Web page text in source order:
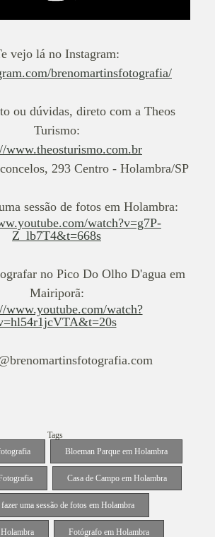
vejo lá no Instagram:
brenomartinsfotografia/
ou dúvidas, direto com a Theos
Turismo:
www.theosturismo.com.br
293 Centro - Holambra/SP
sessão de fotos em Holambra:
watch?v=g7P-
Z_lb7T4&t=668s
no Pico Do Olho D'agua em
Mairiporã:
www.youtube.com/watch?
Tags
Bloeman Parque em Holambra
Casa de Campo em Holambra
uma sessão de fotos em Holambra
Fotógrafo em Holambra